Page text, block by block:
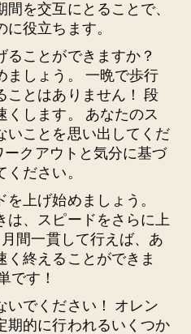
を交互にとることで、
役立ちます。
ることができますか？
ましょう。 一晩で歩行
ことはありません！ 段
くします。 あなたのス
いことを思い出してくだ
ークアウトと気分に基づ
ださい。
上げ始めましょう。
は、スピードをさらに上
間一貫して行えば、あ
く終えることができま
です！
いでください！ オレン
期的に行われるいくつか